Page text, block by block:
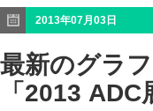
2013年07月03日
最新のグラ
「2013 ADC